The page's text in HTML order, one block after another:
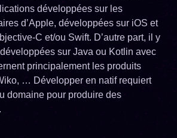
développées sur les
d’Apple, développées sur iOS et
C et/ou Swift. D’autre part, il y
sur Java ou Kotlin avec
principalement les produits
… Développer en natif requiert
domaine pour produire des